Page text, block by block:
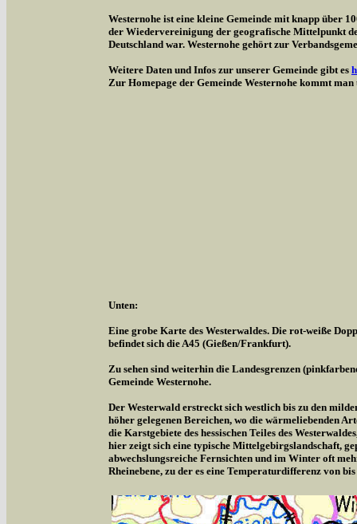
Westernohe ist eine kleine Gemeinde mit knapp über
der Wiedervereinigung der geografische Mittelpunkt
Deutschland war. Westernohe gehört zur
Weitere Daten und Infos zur unserer Gemeinde gibt es
Zur Homepage der Gemeinde Westernohe kommt
Unten:
Eine grobe Karte des Westerwaldes. Die rot-weiße
befindet sich die A45 (Gießen/Frankfurt).
Zu sehen sind weiterhin die Landesgrenzen
Gemeinde Westernohe.
Der Westerwald erstreckt sich westlich bis zu den
höher gelegenen Bereichen, wo die wärmeliebenden
die Karstgebiete des hessischen Teiles des
hier zeigt sich eine typische Mittelgebirgslandschaft,
abwechslungsreiche Fernsichten und im Winter oft
Rheinebene, zu der es eine Temperaturdifferenz von